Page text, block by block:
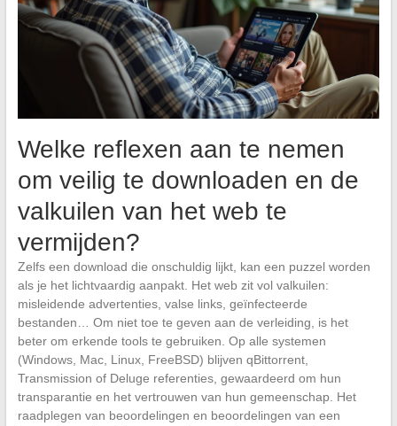
Welke reflexen aan te nemen
om veilig te downloaden en de
valkuilen van het web te
vermijden?
Zelfs een download die onschuldig lijkt, kan een puzzel worden
als je het lichtvaardig aanpakt. Het web zit vol valkuilen:
misleidende advertenties, valse links, geïnfecteerde
bestanden… Om niet toe te geven aan de verleiding, is het
beter om erkende tools te gebruiken. Op alle systemen
(Windows, Mac, Linux, FreeBSD) blijven qBittorrent,
Transmission of Deluge referenties, gewaardeerd om hun
transparantie en het vertrouwen van hun gemeenschap. Het
raadplegen van beoordelingen en beoordelingen van een